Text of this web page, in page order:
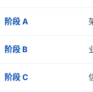
阶段 A
阶段 B
阶段 C